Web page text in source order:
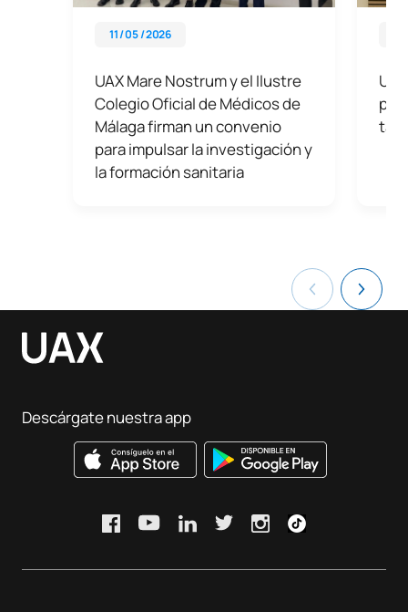
11 / 05 / 2026
UAX Mare Nostrum y el Ilustre
Colegio Oficial de Médicos de
Málaga firman un convenio
para impulsar la investigación y
la formación sanitaria
Descárgate nuestra app